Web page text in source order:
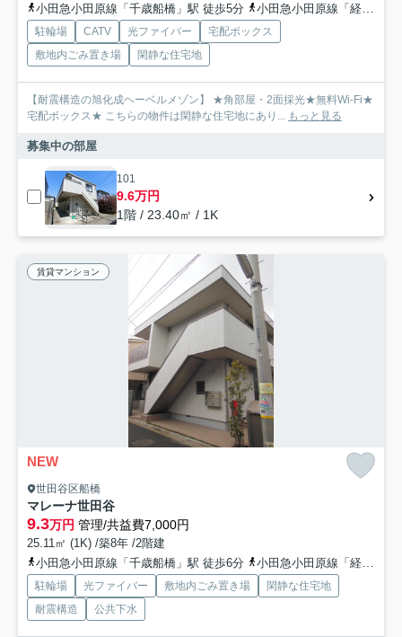
小田急小田原線「千歳船橋」駅 徒歩5分
小田急小田原線「経堂」駅 徒歩15分
駐輪場 CATV 光ファイバー
宅配ボックス
敷地内ごみ置き場
閑静な住宅地
【耐震構造の旭化成ヘーベルメゾン】 ★角部屋・2面採光★無料Wi-Fi★
宅配ボックス★ こちらの物件は閑静な住宅地にあり... もっと見る
募集中の部屋
101
9.6万円
1階 / 23.40㎡ / 1K
賃貸マンション
NEW
世田谷区船橋
マレーナ世田谷
9.3万円 管理/共益費7,000円
25.11㎡ (1K) /築8年 /2階建
小田急小田原線「千歳船橋」駅 徒歩6分
小田急小田原線「経堂」駅 徒歩19分
駐輪場 光ファイバー 敷地内ごみ置き場
閑静な住宅地
耐震構造
公共下水